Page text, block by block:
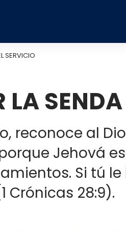
SERVICIO
reconoce al
Jehová
Si tú
Crónicas 28:9).